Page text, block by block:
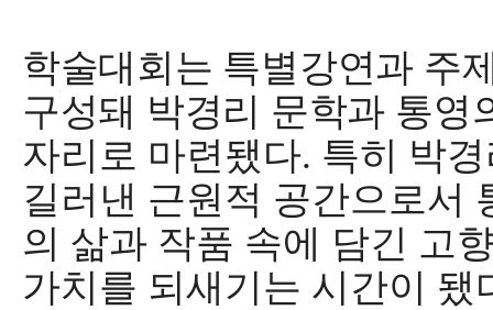
학술대회는 특별강연과 주
구성돼 박경리 문학과 통영
자리로 마련됐다. 특히 박
길러낸 근원적 공간으로서
의 삶과 작품 속에 담긴 고
가치를 되새기는 시간이 됐